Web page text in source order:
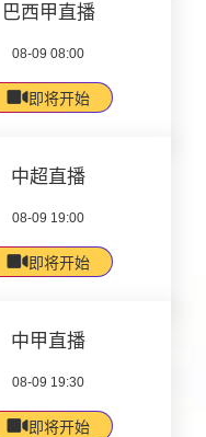
巴西甲直播
08-09 08:00
即将开始
中超直播
08-09 19:00
即将开始
中甲直播
08-09 19:30
即将开始